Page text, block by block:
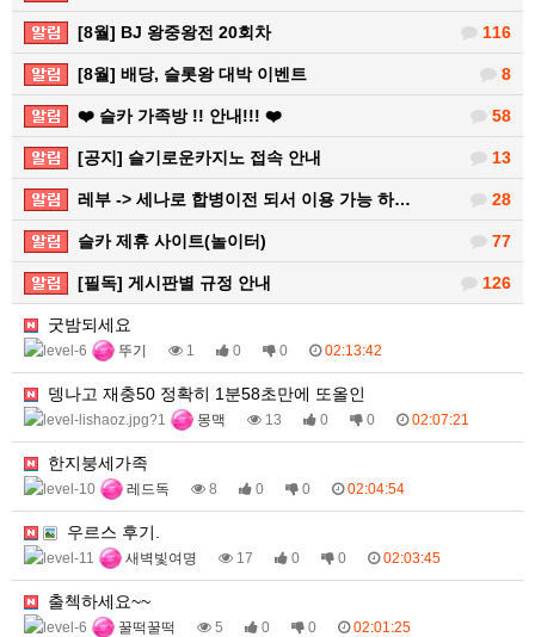
116
[8월] BJ 왕중왕전 20회차
8
[8월] 배당, 슬롯왕 대박 이벤트
58
❤️ 슬카 가족방 !! 안내!!! ❤️
13
[공지] 슬기로운카지노 접속 안내
28
레부 -> 세나로 합병이전 되서 이용 가능 하…
77
슬카 제휴 사이트(놀이터)
126
[필독] 게시판별 규정 안내
굿밤되세요
뚜기 1 0 0 02:13:42
뎅나고 재충50 정확히 1분58초만에 또올인
몽맥 13 0 0 02:07:21
한지붕세가족
레드독 8 0 0 02:04:54
우르스 후기.
새벽빛여명 17 0 0 02:03:45
출첵하세요~~
꿀떡꿀떡 5 0 0 02:01:25